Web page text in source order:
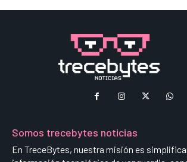
Somos trecebytes noticias
En TreceBytes, nuestra misión es